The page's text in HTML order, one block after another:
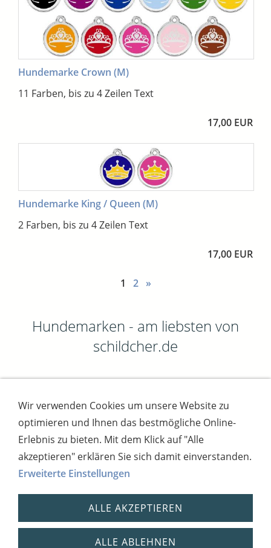
Hundemarke Crown (M)
11 Farben, bis zu 4 Zeilen Text
17,00 EUR
Hundemarke King / Queen (M)
2 Farben, bis zu 4 Zeilen Text
17,00 EUR
1 2 »
Hundemarken - am liebsten von
schildcher.de
Impressum AGB
Widerrufsbutton
Widerrufsrecht
Online-Streitschlichtung
Datenschutz
Versand
Bezahlsysteme
Kontakt
Disclaimer Versandtage Cookies
Bankverbindung: Consorsbank, Kt-Inhaber:
Dietmar Fuchs
IBAN: DE27 7012 0400 7111 5910 17 / BIC:
CSDBDE71
Steuernummer: 2181931254,
Wir verwenden Cookies um unsere Website zu
optimieren und Ihnen das bestmögliche Online-
Erlebnis zu bieten. Mit dem Klick auf "Alle
akzeptieren" erklären Sie sich damit einverstanden.
Erweiterte Einstellungen
ALLE AKZEPTIEREN
ALLE ABLEHNEN